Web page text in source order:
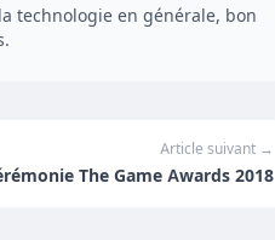
technologie en générale, bon
Article suivant →
The Game Awards 2018